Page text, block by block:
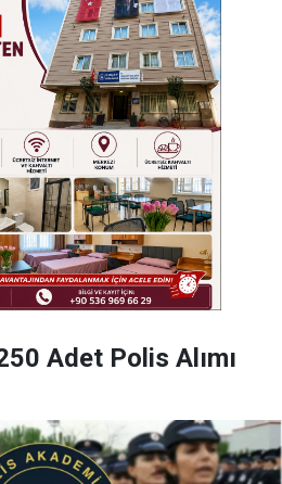
Adet Polis Alımı